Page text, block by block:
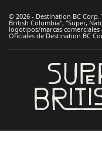
© 2026 - Destination BC
British Columbia", "Super,
logotipos/marcas comerciales
Oficiales de Destination BC